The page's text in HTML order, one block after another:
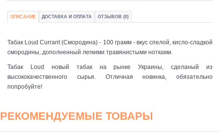
ОПИСАНИЕ ДОСТАВКА И ОПЛАТА ОТЗЫВОВ (0)
Табак Loud Currant (Смородина) - 100 грамм - вкус спелой, кисло-сладкой
смородины, дополненный легкими травянистыми нотками.
Табак Loud новый табак на рынке Украины, сделаный из
высококачественного сырья. Отличная новинка, обязательно
попробуйте!
РЕКОМЕНДУЕМЫЕ ТОВАРЫ